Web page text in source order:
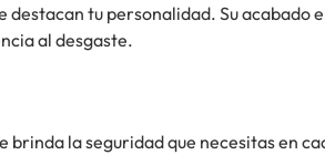
tu personalidad. Su acabado
al desgaste.
brinda la seguridad que necesitas en